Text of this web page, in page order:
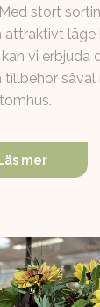
stort
attraktivt läge
vi erbjuda
tillbehör
Läs mer